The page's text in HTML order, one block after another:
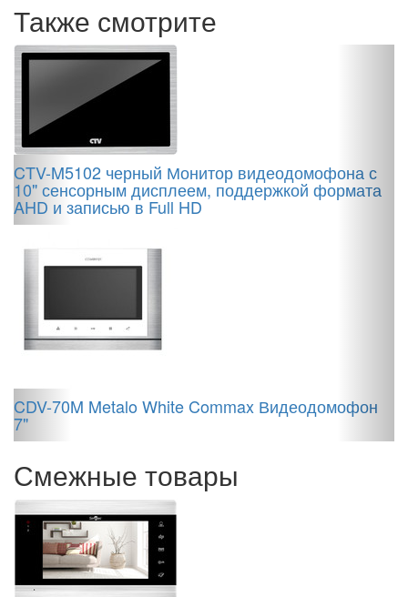
Также смотрите
CTV-M5102 черный Монитор видеодомофона с
10" сенсорным дисплеем, поддержкой формата
AHD и записью в Full HD
CDV-70M Metalo White Commax Видеодомофон
7"
Смежные товары